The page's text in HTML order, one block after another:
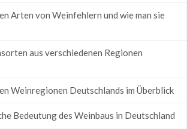
Arten von Weinfehlern und wie man sie
aus verschiedenen Regionen
Weinregionen Deutschlands im Überblick
Bedeutung des Weinbaus in Deutschland